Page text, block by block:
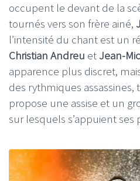
occupent le devant de la
tournés vers son frère ainé,
l’intensité du chant est un
Christian Andreu etJean-
apparence plus discret,
des rythmiques
propose une assise et un
sur lesquels s’appuient ses